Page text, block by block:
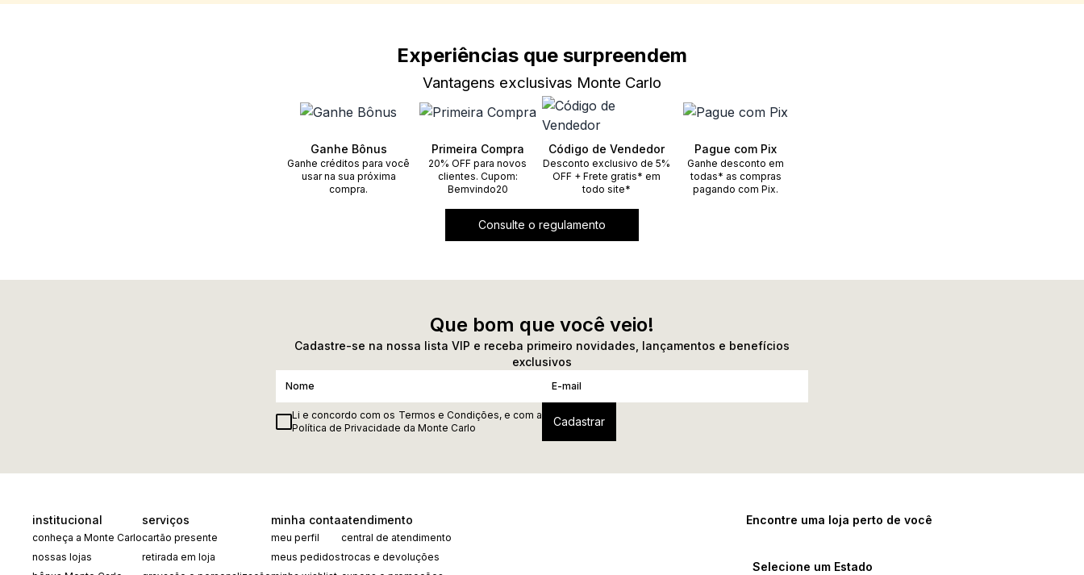
Experiências que surpreendem
Vantagens exclusivas Monte Carlo
Ganhe Bônus
Ganhe créditos para você
usar na sua próxima
compra.
Primeira Compra
20% OFF para novos
clientes. Cupom:
Bemvindo20
Código de Vendedor
Desconto exclusivo de 5%
OFF + Frete gratis* em
todo site*
Pague com Pix
Ganhe desconto em
todas* as compras
pagando com Pix.
Consulte o regulamento
Que bom que você veio!
Cadastre-se na nossa lista VIP e receba primeiro novidades, lançamentos e benefícios
exclusivos
Li e concordo com os Termos e Condições, e com a
Política de Privacidade da Monte Carlo
institucional
conheça a Monte Carlo
nossas lojas
serviços
cartão presente
retirada em loja
minha conta
meu perfil
meus pedidos
atendimento
central de atendimento
trocas e devoluções
Encontre uma loja perto de você